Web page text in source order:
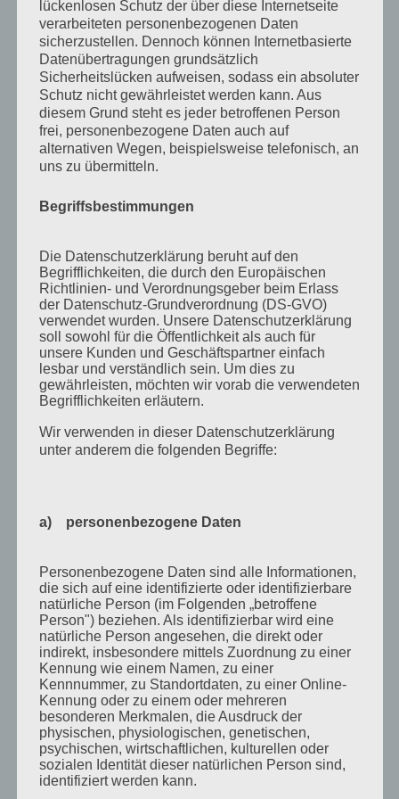
Juli 2013
Juni 2013
Mai 2013
April 2013
März 2013
August 2012
Juli 2012
April 2012
Februar 2012
November 2011
Oktober 2011
September 2011
August 2011
Juli 2011
April 2011
Februar 2011
Januar 2011
Dezember 2010
November 2010
Oktober 2010
September 2010
August 2010
lückenlosen Schutz der über diese Internetseite
verarbeiteten personenbezogenen Daten
sicherzustellen. Dennoch können Internetbasierte
Datenübertragungen grundsätzlich
Sicherheitslücken aufweisen, sodass ein absoluter
Schutz nicht gewährleistet werden kann. Aus
diesem Grund steht es jeder betroffenen Person
frei, personenbezogene Daten auch auf
alternativen Wegen, beispielsweise telefonisch, an
uns zu übermitteln.
Begriffsbestimmungen
Die Datenschutzerklärung beruht auf den
Begrifflichkeiten, die durch den Europäischen
Richtlinien- und Verordnungsgeber beim Erlass
der Datenschutz-Grundverordnung (DS-GVO)
verwendet wurden. Unsere Datenschutzerklärung
soll sowohl für die Öffentlichkeit als auch für
unsere Kunden und Geschäftspartner einfach
lesbar und verständlich sein. Um dies zu
gewährleisten, möchten wir vorab die verwendeten
Begrifflichkeiten erläutern.
Wir verwenden in dieser Datenschutzerklärung
unter anderem die folgenden Begriffe:
a) personenbezogene Daten
Personenbezogene Daten sind alle Informationen,
die sich auf eine identifizierte oder identifizierbare
natürliche Person (im Folgenden „betroffene
Person") beziehen. Als identifizierbar wird eine
natürliche Person angesehen, die direkt oder
indirekt, insbesondere mittels Zuordnung zu einer
Kennung wie einem Namen, zu einer
Kennnummer, zu Standortdaten, zu einer Online-
Kennung oder zu einem oder mehreren
besonderen Merkmalen, die Ausdruck der
physischen, physiologischen, genetischen,
psychischen, wirtschaftlichen, kulturellen oder
sozialen Identität dieser natürlichen Person sind,
identifiziert werden kann.